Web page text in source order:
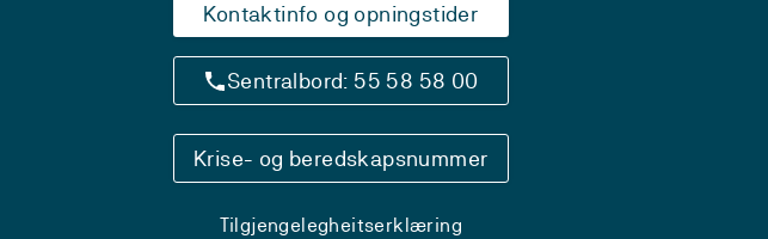
Kontaktinfo og opningstider
Sentralbord: 55 58 58 00
Krise- og beredskapsnummer
Tilgjengelegheitserklæring